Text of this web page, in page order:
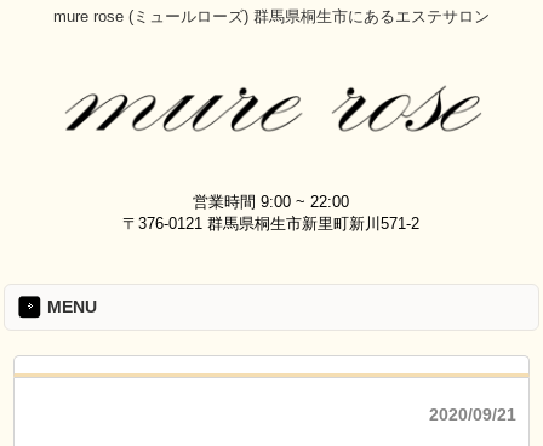
mure rose (ミュールローズ) 群馬県桐生市にあるエステサロン
営業時間 9:00 ~ 22:00
〒376-0121 群馬県桐生市新里町新川571-2
MENU
2020/09/21